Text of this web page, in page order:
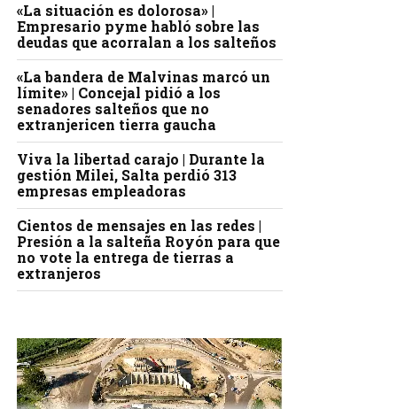
«La situación es dolorosa» |
Empresario pyme habló sobre las
deudas que acorralan a los salteños
«La bandera de Malvinas marcó un
límite» | Concejal pidió a los
senadores salteños que no
extranjericen tierra gaucha
Viva la libertad carajo | Durante la
gestión Milei, Salta perdió 313
empresas empleadoras
Cientos de mensajes en las redes |
Presión a la salteña Royón para que
no vote la entrega de tierras a
extranjeros